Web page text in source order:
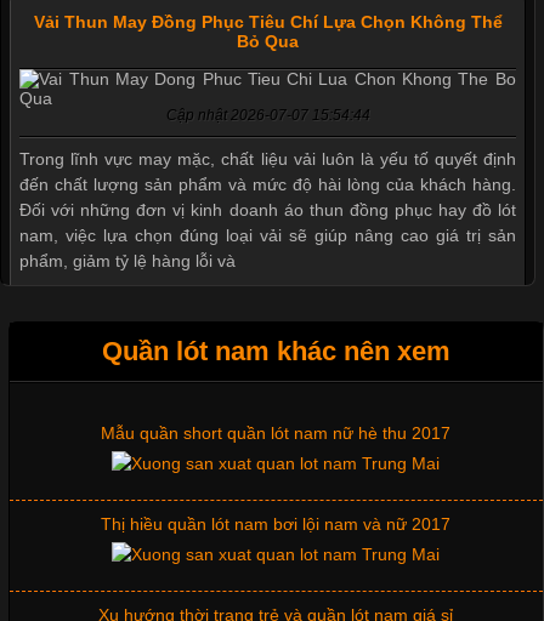
Vải Thun May Đồng Phục Tiêu Chí Lựa Chọn Không Thể
Bỏ Qua
Cập nhật 2026-07-07 15:54:44
Trong lĩnh vực may mặc, chất liệu vải luôn là yếu tố quyết định
đến chất lượng sản phẩm và mức độ hài lòng của khách hàng.
Đối với những đơn vị kinh doanh áo thun đồng phục hay đồ lót
nam, việc lựa chọn đúng loại vải sẽ giúp nâng cao giá trị sản
phẩm, giảm tỷ lệ hàng lỗi và
Áo thun là một trong những trang phục phổ biến nhất hiện nay
nhờ tính tiện dụng, dễ phối đồ và phù hợp với nhiều đối tượng.
quan trọng tạo nên phong cách riêng cho từng sản phẩm. Mỗi
Quần lót nam khác nên xem
Mẫu quần short quần lót nam nữ hè thu 2017
Thị hiều quần lót nam bơi lội nam và nữ 2017
Xu hướng thời trang trẻ và quần lót nam giá sỉ